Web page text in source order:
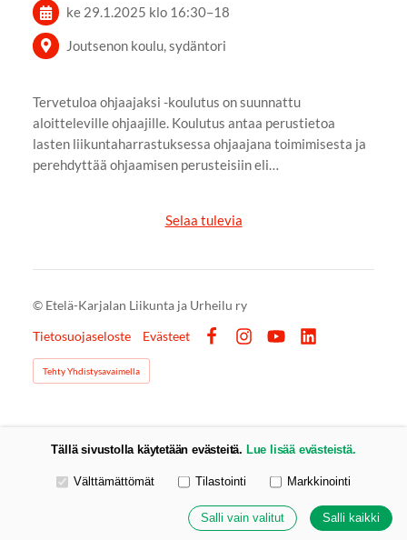
ke 29.1.2025 klo 16:30–18
Joutsenon koulu, sydäntori
Tervetuloa ohjaajaksi -koulutus on suunnattu
aloitteleville ohjaajille. Koulutus antaa perustietoa
lasten liikuntaharrastuksessa ohjaajana toimimisesta ja
perehdyttää ohjaamisen perusteisiin eli…
Selaa tulevia
© Etelä-Karjalan Liikunta ja Urheilu ry
Tietosuojaseloste
Evästeet
Tehty Yhdistysavaimella
Tällä sivustolla käytetään evästeitä. Lue lisää evästeistä.
Valitse käytettävät evästeet
Välttämättömät Tilastointi Markkinointi
Salli vain valitut Salli kaikki